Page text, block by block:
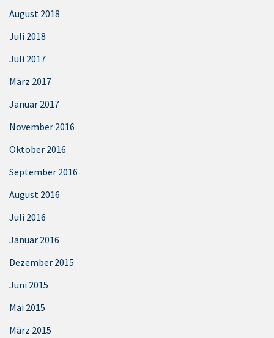
August 2018
Juli 2018
Juli 2017
März 2017
Januar 2017
November 2016
Oktober 2016
September 2016
August 2016
Juli 2016
Januar 2016
Dezember 2015
Juni 2015
Mai 2015
März 2015